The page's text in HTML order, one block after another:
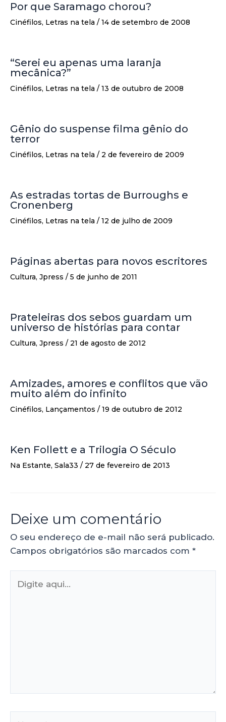
Por que Saramago chorou?
Cinéfilos, Letras na tela / 14 de setembro de 2008
“Serei eu apenas uma laranja
mecânica?”
Cinéfilos, Letras na tela / 13 de outubro de 2008
Gênio do suspense filma gênio do
terror
Cinéfilos, Letras na tela / 2 de fevereiro de 2009
As estradas tortas de Burroughs e
Cronenberg
Cinéfilos, Letras na tela / 12 de julho de 2009
Páginas abertas para novos escritores
Cultura, Jpress / 5 de junho de 2011
Prateleiras dos sebos guardam um
universo de histórias para contar
Cultura, Jpress / 21 de agosto de 2012
Amizades, amores e conflitos que vão
muito além do infinito
Cinéfilos, Lançamentos / 19 de outubro de 2012
Ken Follett e a Trilogia O Século
Na Estante, Sala33 / 27 de fevereiro de 2013
Deixe um comentário
O seu endereço de e-mail não será publicado.
Campos obrigatórios são marcados com *